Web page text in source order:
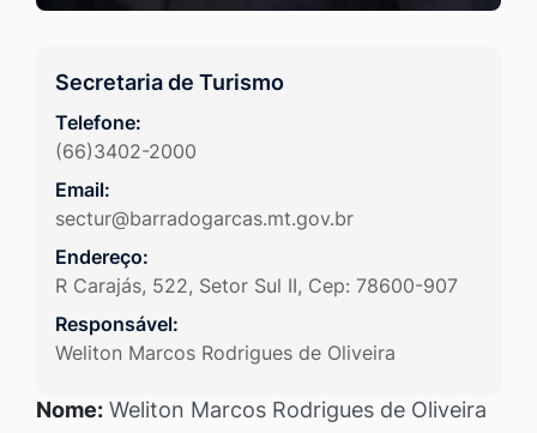
Secretaria de Turismo
Telefone:
(66)3402-2000
Email:
sectur@barradogarcas.mt.gov.br
Endereço:
R Carajás, 522, Setor Sul II, Cep: 78600-907
Responsável:
Weliton Marcos Rodrigues de Oliveira
Nome: Weliton Marcos Rodrigues de Oliveira